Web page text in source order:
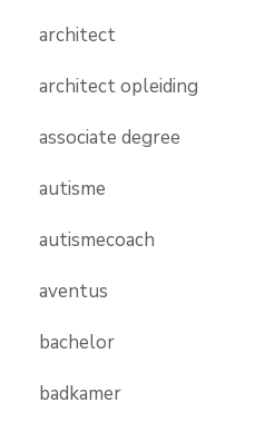
architect
architect opleiding
associate degree
autisme
autismecoach
aventus
bachelor
badkamer